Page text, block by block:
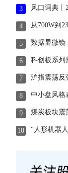
3 风口词典丨
4 从700W到
5 数据显微镜
6 科创板系列
7 沪指震荡反
8 中小盘风格
9 煤炭板块震
10 “人形机器